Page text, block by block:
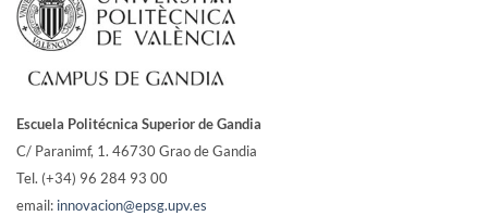
Escuela Politécnica Superior de Gandia
C/ Paranimf, 1. 46730 Grao de Gandia
Tel. (+34) 96 284 93 00
email: innovacion@epsg.upv.es